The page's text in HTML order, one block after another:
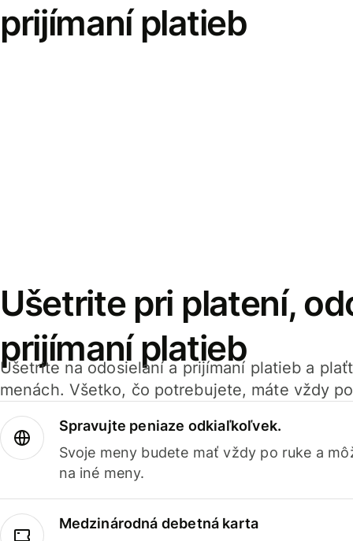
prijímaní platieb
Ušetrite pri platení,
prijímaní platieb
Ušetrite na odosielaní a prijímaní platieb a
menách. Všetko, čo potrebujete, máte vždy
Spravujte peniaze odkiaľkoľvek.
Svoje meny budete mať vždy po ruke a
na iné meny.
Medzinárodná debetná karta